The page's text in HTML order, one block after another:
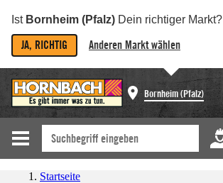
Ist Bornheim (Pfalz) Dein richtiger Markt?
JA, RICHTIG Anderen Markt wählen
Bornheim (Pfalz)
Startseite